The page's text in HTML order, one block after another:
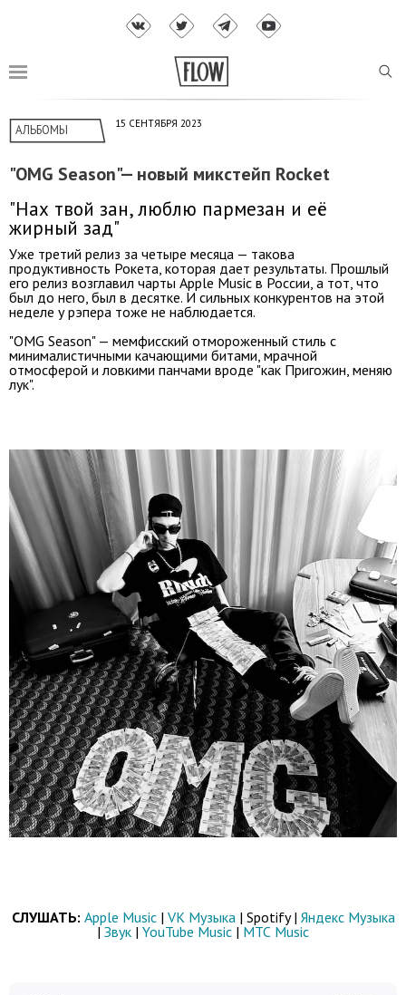
АЛЬБОМЫ 15 СЕНТЯБРЯ 2023
"OMG Season"— новый микстейп Rocket
"Нах твой зан, люблю пармезан и её
жирный зад"
Уже третий релиз за четыре месяца — такова
продуктивность Рокета, которая дает результаты. Прошлый
его релиз возглавил чарты Apple Music в России, а тот, что
был до него, был в десятке. И сильных конкурентов на этой
неделе у рэпера тоже не наблюдается.
"OMG Season" — мемфисский отмороженный стиль с
минималистичными качающими битами, мрачной
отмосферой и ловкими панчами вроде "как Пригожин, меняю
лук".
СЛУШАТЬ: Apple Music| VK Музыка | Spotify | Яндекс Музыка
|Звук | YouTube Music | МТС Music